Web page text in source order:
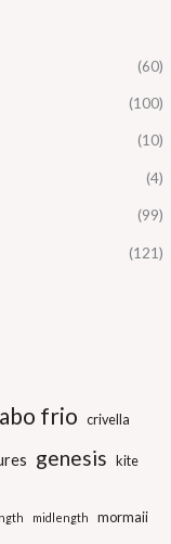
(60)
(100)
(10)
(4)
(99)
(121)
frio crivella
genesis kite
midlength mormaii